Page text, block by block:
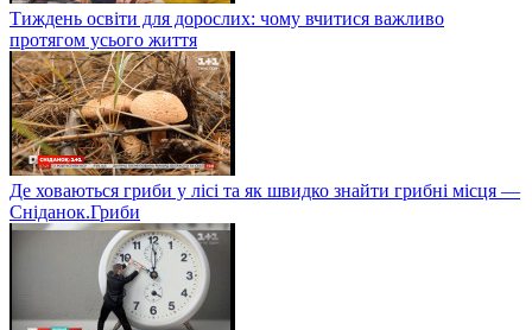
Тиждень освіти для дорослих: чому вчитися важливо
протягом усього життя
Де ховаються гриби у лісі та як швидко знайти грибні місця —
Сніданок.Гриби